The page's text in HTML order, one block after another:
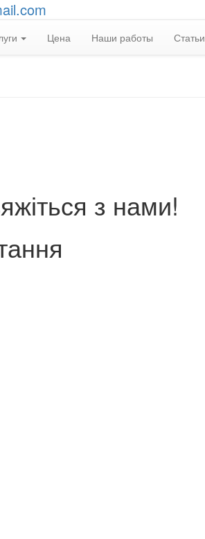
Цена Наши работы Статьи
з нами!